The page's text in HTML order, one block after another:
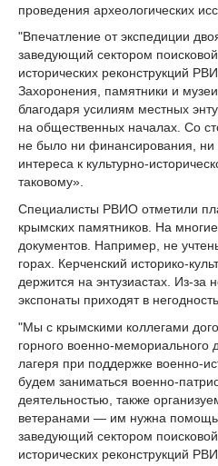
проведения археологических
"Впечатление от экспедиции
заведующий сектором
исторических реконструкций
Захоронения, памятники и
благодаря усилиям местных
на общественных началах. Со
не было ни финансирования, ни
интереса к культурно-
таковому».
Специалисты РВИО отметили
крымских памятников. На
документов. Например, не
горах. Керченский историко-
держится на энтузиастах. Из-за
экспонаты приходят в негодность.
"Мы с крымскими коллегами
горного военно-мемориального
лагеря при поддержке военно-
будем заниматься военно-
деятельностью, также
ветеранами — им нужна
заведующий сектором
исторических реконструкций